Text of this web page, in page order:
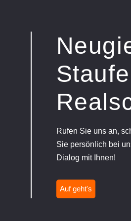
Rufen Sie uns an,
Sie persönlich bei
Dialog mit Ihnen!
Auf geht's